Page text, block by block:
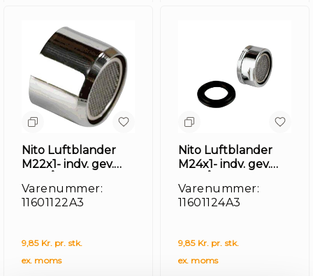
Nito Luftblander
M22x1- indv. gev.
Varenummer:
11601122A3
9,85 Kr. pr. stk.
ex. moms
Nito Luftblander
M24x1- indv. gev.
Varenummer:
11601124A3
9,85 Kr. pr. stk.
ex. moms